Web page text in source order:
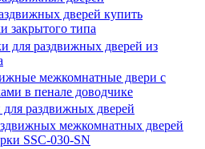
дверей купить
закрытого типа
для раздвижных дверей из
межкомнатные двери с
в пенале доводчике
для раздвижных дверей
межкомнатных дверей
SSC-030-SN